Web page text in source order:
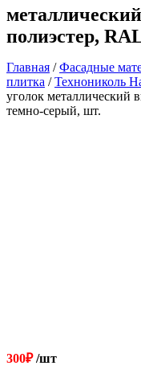
полиэстер,
Главная /Фасадные
плитка /Технониколь
уголок металлический
темно-серый, шт.
300₽/шт